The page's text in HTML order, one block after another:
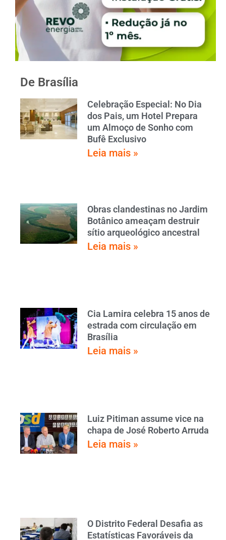
De Brasília
Celebração Especial: No Dia
dos Pais, um Hotel Prepara
um Almoço de Sonho com
Bufê Exclusivo
Leia mais »
Obras clandestinas no Jardim
Botânico ameaçam destruir
sítio arqueológico ancestral
Leia mais »
Cia Lamira celebra 15 anos de
estrada com circulação em
Brasília
Leia mais »
Luiz Pitiman assume vice na
chapa de José Roberto Arruda
Leia mais »
O Distrito Federal Desafia as
Estatísticas Favoráveis da